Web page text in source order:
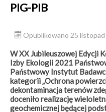
PIG-PIB
Opublikowano 25 listopad
W XX Jubileuszowej Edycji
Izby Ekologii 2021
Państwowy Instytut
kategorii „Ochrona
dekontaminacja terenów
doceniło realizację
geochemicznej będącej